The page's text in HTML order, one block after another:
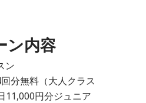
ン内容
ン
分無料（大人クラス
11,000円分ジュニア